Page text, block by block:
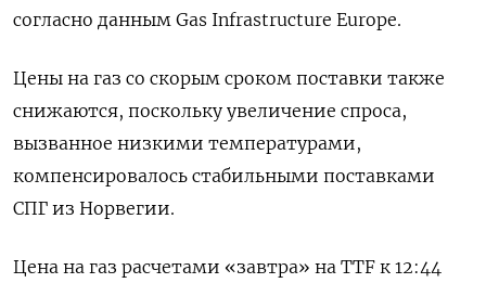
согласно данным Gas Infrastructure Europe.
Цены на газ со скорым сроком поставки также
снижаются, поскольку увеличение спроса,
вызванное низкими температурами,
компенсировалось стабильными поставками
СПГ из Норвегии.
Цена на газ расчетами «завтра» на TTF к 12:44